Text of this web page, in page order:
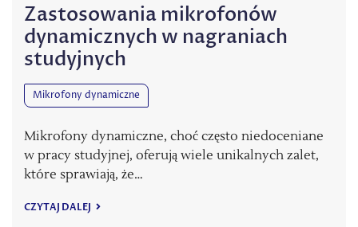
Zastosowania mikrofonów
dynamicznych w nagraniach
studyjnych
Mikrofony dynamiczne
Mikrofony dynamiczne, choć często niedoceniane
w pracy studyjnej, oferują wiele unikalnych zalet,
które sprawiają, że…
CZYTAJ DALEJ